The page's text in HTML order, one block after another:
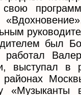
был
работал
выступал в
районах